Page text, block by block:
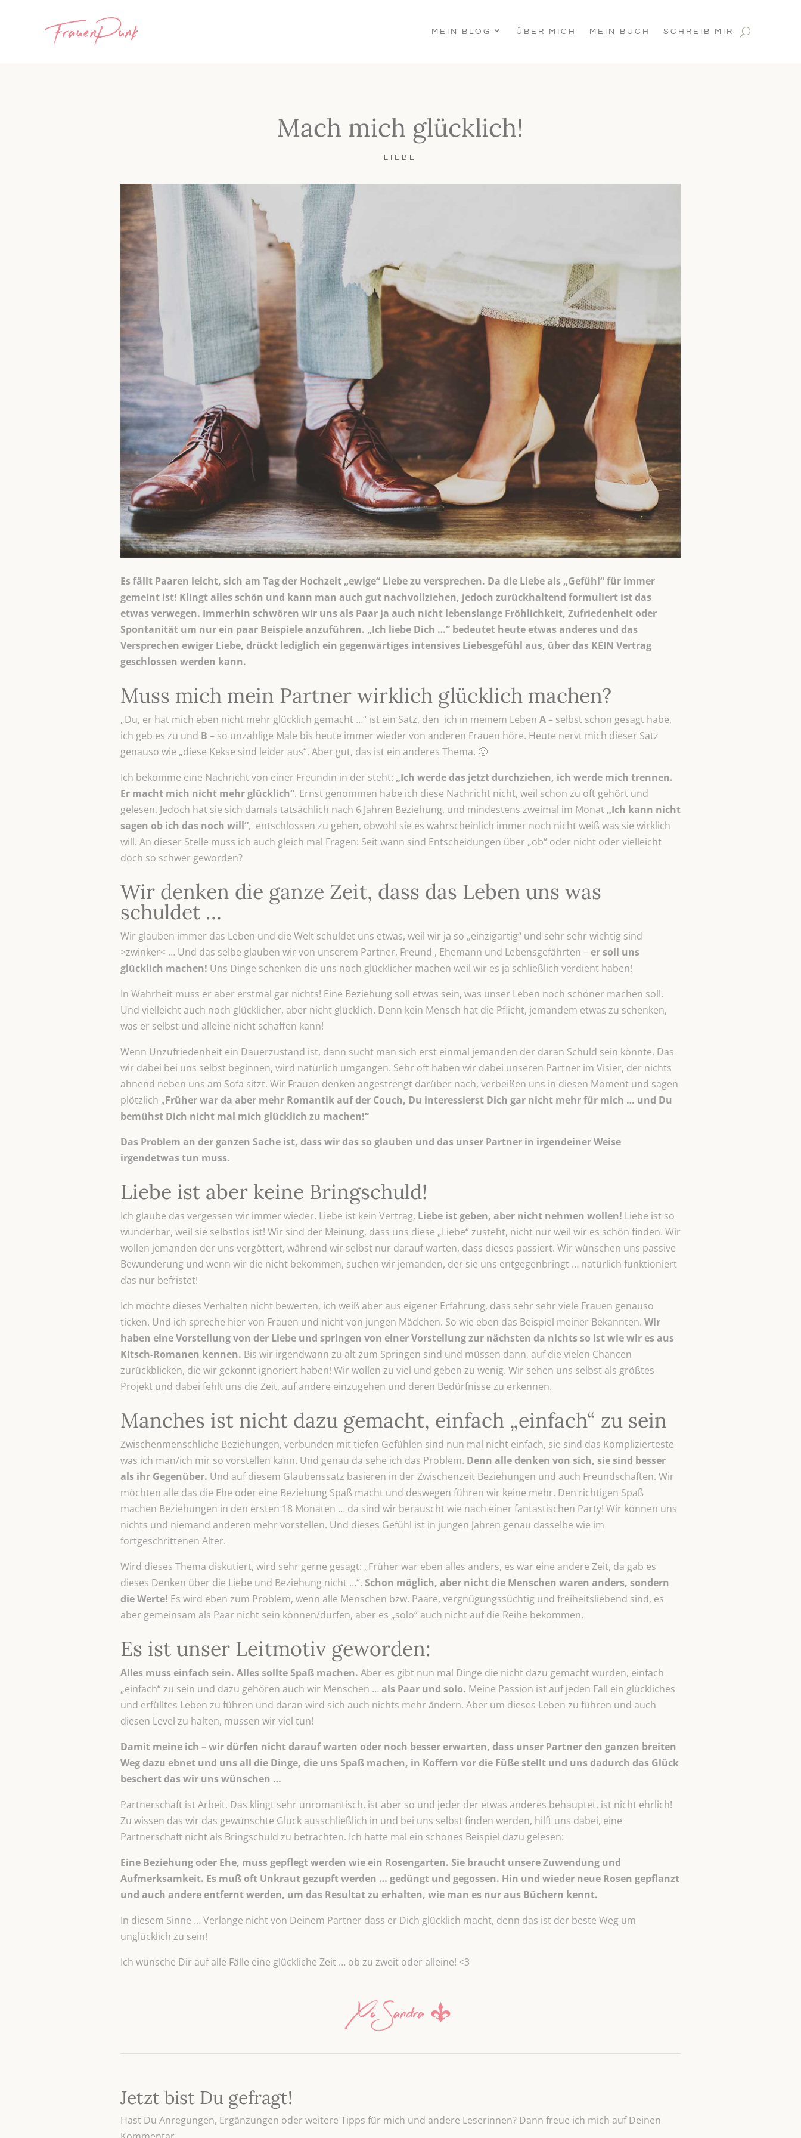
MEIN BLOG ÜBER MICH MEIN BUCH SCHREIB MIR
Mach mich glücklich!
LIEBE
Es fällt Paaren leicht, sich am Tag der Hochzeit „ewige“ Liebe zu versprechen. Da die Liebe als „Gefühl“ für immer
gemeint ist! Klingt alles schön und kann man auch gut nachvollziehen, jedoch zurückhaltend formuliert ist das
etwas verwegen. Immerhin schwören wir uns als Paar ja auch nicht lebenslange Fröhlichkeit, Zufriedenheit oder
Spontanität um nur ein paar Beispiele anzuführen. „Ich liebe Dich …“ bedeutet heute etwas anderes und das
Versprechen ewiger Liebe, drückt lediglich ein gegenwärtiges intensives Liebesgefühl aus, über das KEIN Vertrag
geschlossen werden kann.
Muss mich mein Partner wirklich glücklich machen?
„Du, er hat mich eben nicht mehr glücklich gemacht …“ ist ein Satz, den ich in meinem Leben A– selbst schon gesagt habe,
ich geb es zu und B – so unzählige Male bis heute immer wieder von anderen Frauen höre. Heute nervt mich dieser Satz
genauso wie „diese Kekse sind leider aus“. Aber gut, das ist ein anderes Thema. 🙂
Ich bekomme eine Nachricht von einer Freundin in der steht: „Ich werde das jetzt durchziehen, ich werde mich trennen.
Er macht mich nicht mehr glücklich“. Ernst genommen habe ich diese Nachricht nicht, weil schon zu oft gehört und
gelesen. Jedoch hat sie sich damals tatsächlich nach 6 Jahren Beziehung, und mindestens zweimal im Monat „Ich kann nicht
sagen ob ich das noch will“, entschlossen zu gehen, obwohl sie es wahrscheinlich immer noch nicht weiß was sie wirklich
will. An dieser Stelle muss ich auch gleich mal Fragen: Seit wann sind Entscheidungen über „ob“ oder nicht oder vielleicht
doch so schwer geworden?
Wir denken die ganze Zeit, dass das Leben uns was
schuldet …
Wir glauben immer das Leben und die Welt schuldet uns etwas, weil wir ja so „einzigartig“ und sehr sehr wichtig sind
>zwinker< … Und das selbe glauben wir von unserem Partner, Freund , Ehemann und Lebensgefährten –er soll uns
glücklich machen! Uns Dinge schenken die uns noch glücklicher machen weil wir es ja schließlich verdient haben!
In Wahrheit muss er aber erstmal gar nichts! Eine Beziehung soll etwas sein, was unser Leben noch schöner machen soll.
Und vielleicht auch noch glücklicher, aber nicht glücklich. Denn kein Mensch hat die Pflicht, jemandem etwas zu schenken,
was er selbst und alleine nicht schaffen kann!
Wenn Unzufriedenheit ein Dauerzustand ist, dann sucht man sich erst einmal jemanden der daran Schuld sein könnte. Das
wir dabei bei uns selbst beginnen, wird natürlich umgangen. Sehr oft haben wir dabei unseren Partner im Visier, der nichts
ahnend neben uns am Sofa sitzt. Wir Frauen denken angestrengt darüber nach, verbeißen uns in diesen Moment und sagen
plötzlich „Früher war da aber mehr Romantik auf der Couch, Du interessierst Dich gar nicht mehr für mich … und Du
bemühst Dich nicht mal mich glücklich zu machen!“
Das Problem an der ganzen Sache ist, dass wir das so glauben und das unser Partner in irgendeiner Weise
irgendetwas tun muss.
Liebe ist aber keine Bringschuld!
Ich glaube das vergessen wir immer wieder. Liebe ist kein Vertrag, Liebe ist geben, aber nicht nehmen wollen! Liebe ist so
wunderbar, weil sie selbstlos ist! Wir sind der Meinung, dass uns diese „Liebe“ zusteht, nicht nur weil wir es schön finden. Wir
wollen jemanden der uns vergöttert, während wir selbst nur darauf warten, dass dieses passiert. Wir wünschen uns passive
Bewunderung und wenn wir die nicht bekommen, suchen wir jemanden, der sie uns entgegenbringt … natürlich funktioniert
das nur befristet!
Ich möchte dieses Verhalten nicht bewerten, ich weiß aber aus eigener Erfahrung, dass sehr sehr viele Frauen genauso
ticken. Und ich spreche hier von Frauen und nicht von jungen Mädchen. So wie eben das Beispiel meiner Bekannten. Wir
haben eine Vorstellung von der Liebe und springen von einer Vorstellung zur nächsten da nichts so ist wie wir es aus
Kitsch-Romanen kennen. Bis wir irgendwann zu alt zum Springen sind und müssen dann, auf die vielen Chancen
zurückblicken, die wir gekonnt ignoriert haben! Wir wollen zu viel und geben zu wenig. Wir sehen uns selbst als größtes
Projekt und dabei fehlt uns die Zeit, auf andere einzugehen und deren Bedürfnisse zu erkennen.
Manches ist nicht dazu gemacht, einfach „einfach“ zu sein
Zwischenmenschliche Beziehungen, verbunden mit tiefen Gefühlen sind nun mal nicht einfach, sie sind das Komplizierteste
was ich man/ich mir so vorstellen kann. Und genau da sehe ich das Problem. Denn alle denken von sich, sie sind besser
als ihr Gegenüber. Und auf diesem Glaubenssatz basieren in der Zwischenzeit Beziehungen und auch Freundschaften. Wir
möchten alle das die Ehe oder eine Beziehung Spaß macht und deswegen führen wir keine mehr. Den richtigen Spaß
machen Beziehungen in den ersten 18 Monaten … da sind wir berauscht wie nach einer fantastischen Party! Wir können uns
nichts und niemand anderen mehr vorstellen. Und dieses Gefühl ist in jungen Jahren genau dasselbe wie im
fortgeschrittenen Alter.
Wird dieses Thema diskutiert, wird sehr gerne gesagt: „Früher war eben alles anders, es war eine andere Zeit, da gab es
dieses Denken über die Liebe und Beziehung nicht …“. Schon möglich, aber nicht die Menschen waren anders, sondern
die Werte! Es wird eben zum Problem, wenn alle Menschen bzw. Paare, vergnügungssüchtig und freiheitsliebend sind, es
aber gemeinsam als Paar nicht sein können/dürfen, aber es „solo“ auch nicht auf die Reihe bekommen.
Es ist unser Leitmotiv geworden:
Alles muss einfach sein. Alles sollte Spaß machen. Aber es gibt nun mal Dinge die nicht dazu gemacht wurden, einfach
„einfach“ zu sein und dazu gehören auch wir Menschen … als Paar und solo. Meine Passion ist auf jeden Fall ein glückliches
und erfülltes Leben zu führen und daran wird sich auch nichts mehr ändern. Aber um dieses Leben zu führen und auch
diesen Level zu halten, müssen wir viel tun!
Damit meine ich – wir dürfen nicht darauf warten oder noch besser erwarten, dass unser Partner den ganzen breiten
Weg dazu ebnet und uns all die Dinge, die uns Spaß machen, in Koffern vor die Füße stellt und uns dadurch das Glück
beschert das wir uns wünschen …
Partnerschaft ist Arbeit. Das klingt sehr unromantisch, ist aber so und jeder der etwas anderes behauptet, ist nicht ehrlich!
Zu wissen das wir das gewünschte Glück ausschließlich in und bei uns selbst finden werden, hilft uns dabei, eine
Partnerschaft nicht als Bringschuld zu betrachten. Ich hatte mal ein schönes Beispiel dazu gelesen:
Eine Beziehung oder Ehe, muss gepflegt werden wie ein Rosengarten. Sie braucht unsere Zuwendung und
Aufmerksamkeit. Es muß oft Unkraut gezupft werden … gedüngt und gegossen. Hin und wieder neue Rosen gepflanzt
und auch andere entfernt werden, um das Resultat zu erhalten, wie man es nur aus Büchern kennt.
In diesem Sinne … Verlange nicht von Deinem Partner dass er Dich glücklich macht, denn das ist der beste Weg um
unglücklich zu sein!
Ich wünsche Dir auf alle Fälle eine glückliche Zeit … ob zu zweit oder alleine! <3
Jetzt bist Du gefragt!
Hast Du Anregungen, Ergänzungen oder weitere Tipps für mich und andere Leserinnen? Dann freue ich mich auf Deinen